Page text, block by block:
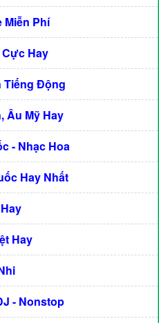
Miễn Phí
Hay
Tiếng Động
Âu Mỹ Hay
- Nhạc Hoa
Hay Nhất
Hay
- Nonstop